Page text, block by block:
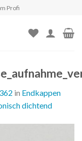
Profi
in Endkappen
dichtend